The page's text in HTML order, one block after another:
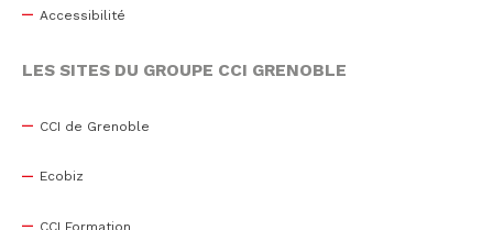
Accessibilité
LES SITES DU GROUPE CCI GRENOBLE
CCI de Grenoble
Ecobiz
CCI Formation